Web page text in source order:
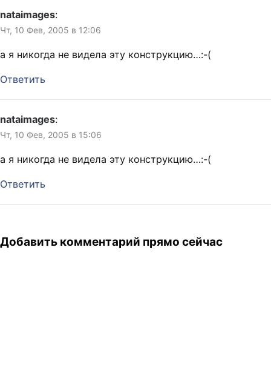
nataimages:
Чт, 10 Фев, 2005 в 12:06
а я никогда не видела эту конструкцию…:-(
Ответить
nataimages:
Чт, 10 Фев, 2005 в 15:06
а я никогда не видела эту конструкцию…:-(
Ответить
Добавить комментарий прямо сейчас